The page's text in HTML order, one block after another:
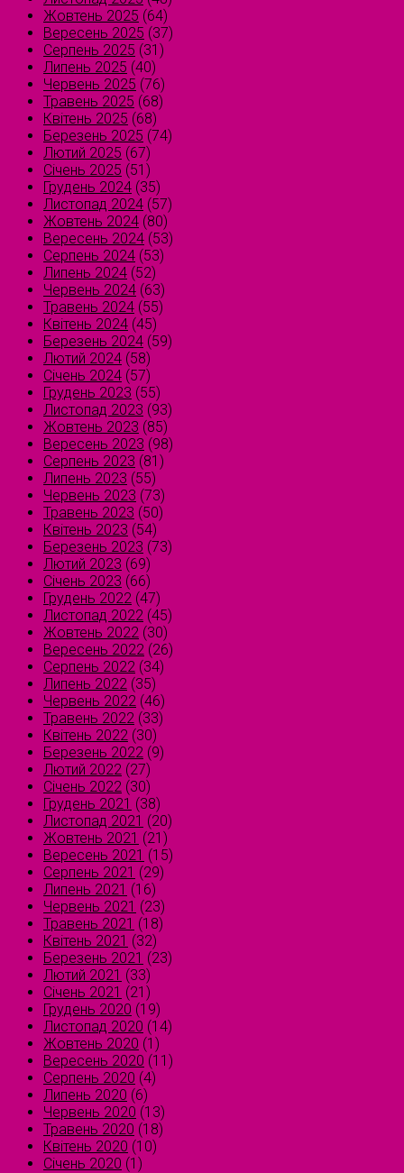
Жовтень 2025 (64)
Вересень 2025 (37)
Серпень 2025 (31)
Липень 2025 (40)
Червень 2025 (76)
Травень 2025 (68)
Квітень 2025 (68)
Березень 2025 (74)
Лютий 2025 (67)
Січень 2025 (51)
Грудень 2024 (35)
Листопад 2024 (57)
Жовтень 2024 (80)
Вересень 2024 (53)
Серпень 2024 (53)
Липень 2024 (52)
Червень 2024 (63)
Травень 2024 (55)
Квітень 2024 (45)
Березень 2024 (59)
Лютий 2024 (58)
Січень 2024 (57)
Грудень 2023 (55)
Листопад 2023 (93)
Жовтень 2023 (85)
Вересень 2023 (98)
Серпень 2023 (81)
Липень 2023 (55)
Червень 2023 (73)
Травень 2023 (50)
Квітень 2023 (54)
Березень 2023 (73)
Лютий 2023 (69)
Січень 2023 (66)
Грудень 2022 (47)
Листопад 2022 (45)
Жовтень 2022 (30)
Вересень 2022 (26)
Серпень 2022 (34)
Липень 2022 (35)
Червень 2022 (46)
Травень 2022 (33)
Квітень 2022 (30)
Березень 2022 (9)
Лютий 2022 (27)
Січень 2022 (30)
Грудень 2021 (38)
Листопад 2021 (20)
Жовтень 2021 (21)
Вересень 2021 (15)
Серпень 2021 (29)
Липень 2021 (16)
Червень 2021 (23)
Травень 2021 (18)
Квітень 2021 (32)
Березень 2021 (23)
Лютий 2021 (33)
Січень 2021 (21)
Грудень 2020 (19)
Листопад 2020 (14)
Жовтень 2020 (1)
Вересень 2020 (11)
Серпень 2020 (4)
Липень 2020 (6)
Червень 2020 (13)
Травень 2020 (18)
Квітень 2020 (10)
Січень 2020 (1)